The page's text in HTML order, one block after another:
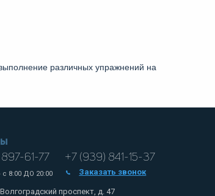
различных упражнений на
61-77
с 8:00 ДО 20:00
+7 (939) 841-15-37
Заказать звонок
проспект, д. 47